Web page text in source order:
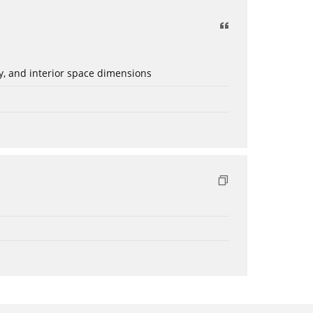
and interior space dimensions